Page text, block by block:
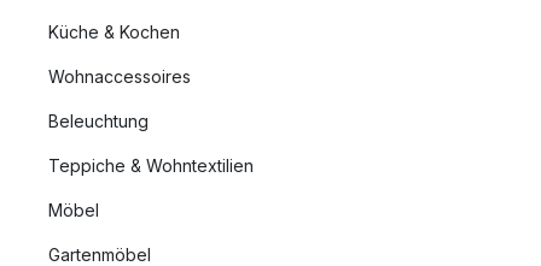
Küche & Kochen
Wohnaccessoires
Beleuchtung
Teppiche & Wohntextilien
Möbel
Gartenmöbel